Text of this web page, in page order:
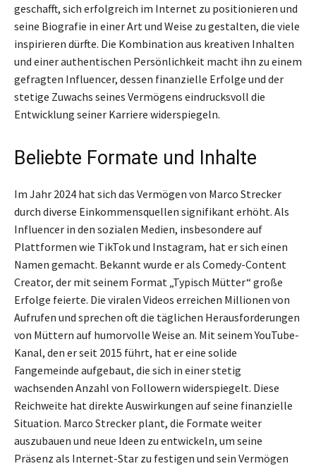
geschafft, sich erfolgreich im Internet zu positionieren und
seine Biografie in einer Art und Weise zu gestalten, die viele
inspirieren dürfte. Die Kombination aus kreativen Inhalten
und einer authentischen Persönlichkeit macht ihn zu einem
gefragten Influencer, dessen finanzielle Erfolge und der
stetige Zuwachs seines Vermögens eindrucksvoll die
Entwicklung seiner Karriere widerspiegeln.
Beliebte Formate und Inhalte
Im Jahr 2024 hat sich das Vermögen von Marco Strecker
durch diverse Einkommensquellen signifikant erhöht. Als
Influencer in den sozialen Medien, insbesondere auf
Plattformen wie TikTok und Instagram, hat er sich einen
Namen gemacht. Bekannt wurde er als Comedy-Content
Creator, der mit seinem Format „Typisch Mütter“ große
Erfolge feierte. Die viralen Videos erreichen Millionen von
Aufrufen und sprechen oft die täglichen Herausforderungen
von Müttern auf humorvolle Weise an. Mit seinem YouTube-
Kanal, den er seit 2015 führt, hat er eine solide
Fangemeinde aufgebaut, die sich in einer stetig
wachsenden Anzahl von Followern widerspiegelt. Diese
Reichweite hat direkte Auswirkungen auf seine finanzielle
Situation. Marco Strecker plant, die Formate weiter
auszubauen und neue Ideen zu entwickeln, um seine
Präsenz als Internet-Star zu festigen und sein Vermögen